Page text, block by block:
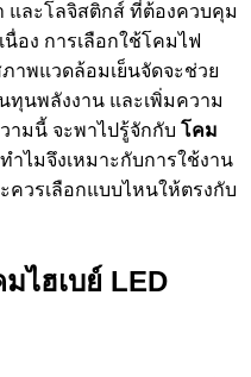
ละโลจิสติกส์ ที่ต้องควบคุม
อง การเลือกใช้โคมไฟ
าพแวดล้อมเย็นจัดจะช่วย
ทุนพลังงาน และเพิ่มความ
มนี้ จะพาไปรู้จักกับ โคม
ำไมจึงเหมาะกับการใช้งาน
วรเลือกแบบไหนให้ตรงกับ
ไฮเบย์ LED